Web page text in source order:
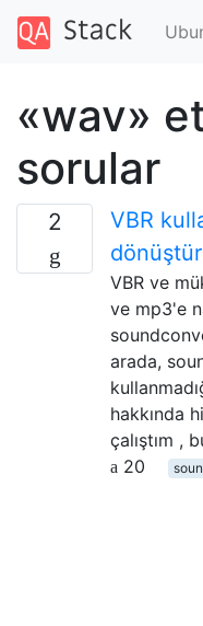
«wav»
sorular
2
VBR
VBR ve
ve mp3'e
arada,
hakkında
çalıştım ,
20